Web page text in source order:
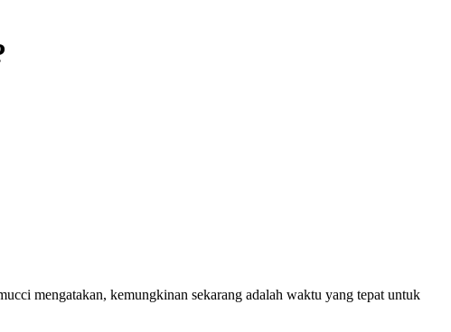
mengatakan, kemungkinan sekarang adalah waktu yang tepat untuk